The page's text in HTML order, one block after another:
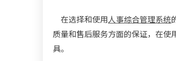
在选择和使用人事综合管理系统
质量和售后服务方面的保证，在
具。